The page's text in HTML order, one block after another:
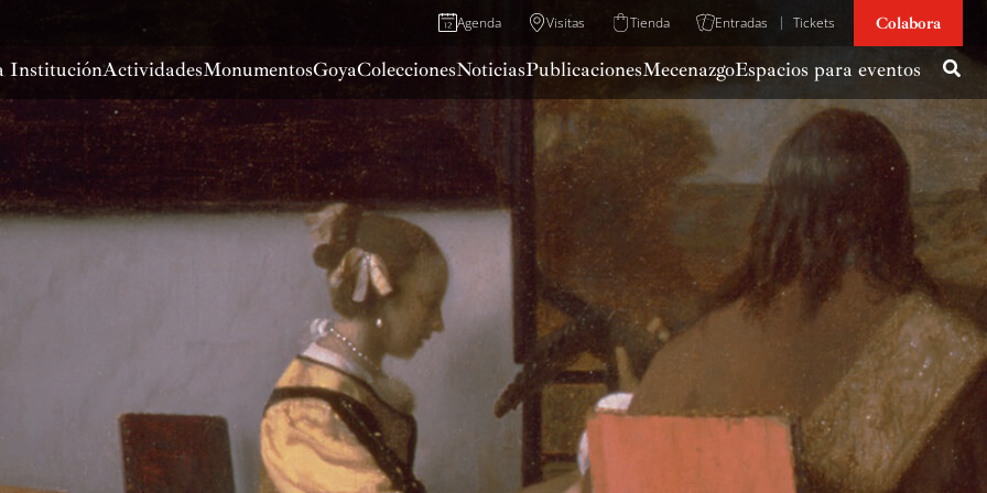
Agenda Visitas Tienda Entradas Tickets Colabora
InstituciónActividadesMonumentosGoyaColeccionesNoticiasPublicacionesMecenazgoEspacios para eventos